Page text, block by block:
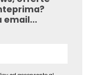
email...​